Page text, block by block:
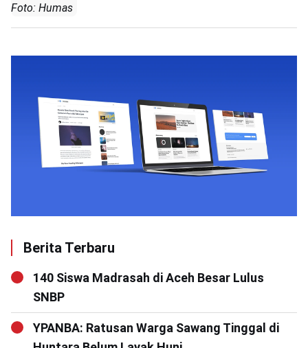
Foto: Humas
Berita Terbaru
140 Siswa Madrasah di Aceh Besar Lulus
SNBP
YPANBA: Ratusan Warga Sawang Tinggal di